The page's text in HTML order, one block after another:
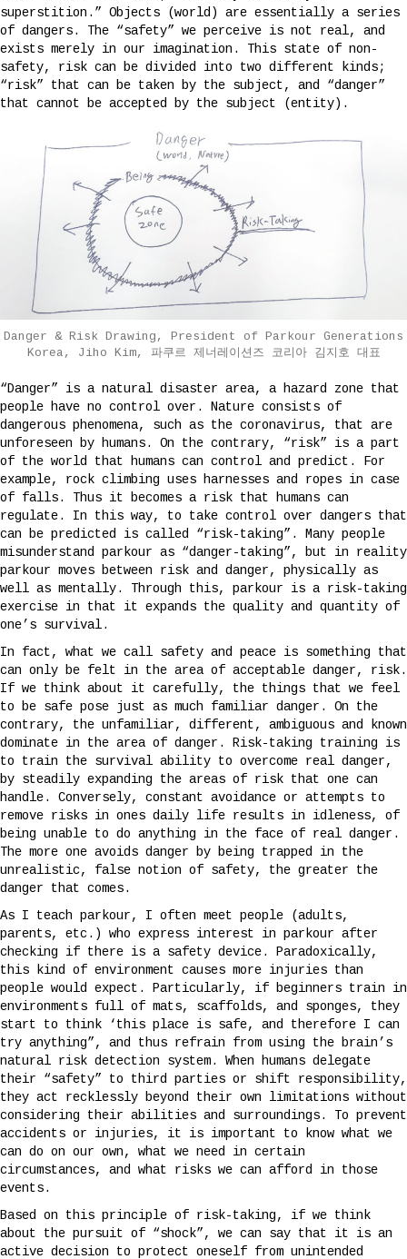
superstition.” Objects (world) are essentially a series
of dangers. The “safety” we perceive is not real, and
exists merely in our imagination. This state of non-
safety, risk can be divided into two different kinds;
“risk” that can be taken by the subject, and “danger”
that cannot be accepted by the subject (entity).
Danger & Risk Drawing, President of Parkour Generations
Korea, Jiho Kim, 파쿠르 제너레이션즈 코리아 김지호 대표
“Danger” is a natural disaster area, a hazard zone that
people have no control over. Nature consists of
dangerous phenomena, such as the coronavirus, that are
unforeseen by humans. On the contrary, “risk” is a part
of the world that humans can control and predict. For
example, rock climbing uses harnesses and ropes in case
of falls. Thus it becomes a risk that humans can
regulate. In this way, to take control over dangers that
can be predicted is called “risk-taking”. Many people
misunderstand parkour as “danger-taking”, but in reality
parkour moves between risk and danger, physically as
well as mentally. Through this, parkour is a risk-taking
exercise in that it expands the quality and quantity of
one’s survival.
In fact, what we call safety and peace is something that
can only be felt in the area of acceptable danger, risk.
If we think about it carefully, the things that we feel
to be safe pose just as much familiar danger. On the
contrary, the unfamiliar, different, ambiguous and known
dominate in the area of danger. Risk-taking training is
to train the survival ability to overcome real danger,
by steadily expanding the areas of risk that one can
handle. Conversely, constant avoidance or attempts to
remove risks in ones daily life results in idleness, of
being unable to do anything in the face of real danger.
The more one avoids danger by being trapped in the
unrealistic, false notion of safety, the greater the
danger that comes.
As I teach parkour, I often meet people (adults,
parents, etc.) who express interest in parkour after
checking if there is a safety device. Paradoxically,
this kind of environment causes more injuries than
people would expect. Particularly, if beginners train in
environments full of mats, scaffolds, and sponges, they
start to think ‘this place is safe, and therefore I can
try anything”, and thus refrain from using the brain’s
natural risk detection system. When humans delegate
their “safety” to third parties or shift responsibility,
they act recklessly beyond their own limitations without
considering their abilities and surroundings. To prevent
accidents or injuries, it is important to know what we
can do on our own, what we need in certain
circumstances, and what risks we can afford in those
events.
Based on this principle of risk-taking, if we think
about the pursuit of “shock”, we can say that it is an
active decision to protect oneself from unintended